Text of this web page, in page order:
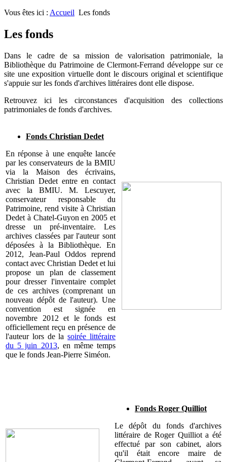
Vous êtes ici : Accueil Les fonds
Les fonds
Dans le cadre de sa mission de valorisation patrimoniale, la
Bibliothèque du Patrimoine de Clermont-Ferrand développe sur ce
site une exposition virtuelle dont le discours original et scientifique
s'appuie sur les fonds d'archives littéraires dont elle dispose.
Retrouvez ici les circonstances d'acquisition des collections
patrimoniales de fonds d'archives.
Fonds Christian Dedet
En réponse à une enquête lancée
par les conservateurs de la BMIU
via la Maison des écrivains,
Christian Dedet entre en contact
avec la BMIU. M. Lescuyer,
conservateur responsable du
Patrimoine, rend visite à Christian
Dedet à Chatel-Guyon en 2005 et
dresse un pré-inventaire. Les
archives classées par l'auteur sont
déposées à la Bibliothèque. En
2012, Jean-Paul Oddos reprend
contact avec Christian Dedet et lui
propose un plan de classement
pour dresser l'inventaire complet
de ces archives (comprenant un
nouveau dépôt de l'auteur). Une
convention est signée en
novembre 2012 et le fonds est
officiellement reçu en présence de
l'auteur lors de lasoirée littéraire
du 5 juin 2013, en même temps
que le fonds Jean-Pierre Siméon.
Fonds Roger Quilliot
Le dépôt du fonds d'archives
littéraire de Roger Quilliot a été
effectué par son cabinet, alors
qu'il était encore maire de